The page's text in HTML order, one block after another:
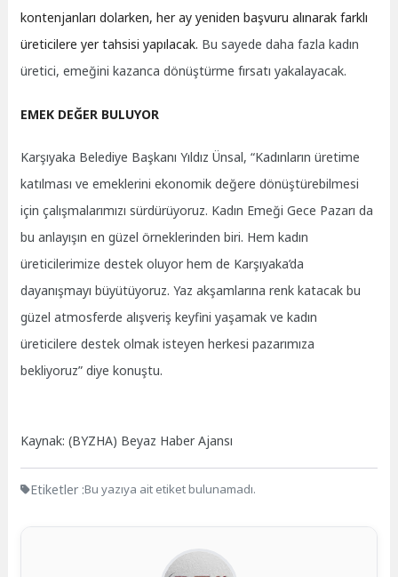
kontenjanları dolarken, her ay yeniden başvuru alınarak farklı
üreticilere yer tahsisi yapılacak. Bu sayede daha fazla kadın
üretici, emeğini kazanca dönüştürme fırsatı yakalayacak.
EMEK DEĞER BULUYOR
Karşıyaka Belediye Başkanı Yıldız Ünsal, “Kadınların üretime
katılması ve emeklerini ekonomik değere dönüştürebilmesi
için çalışmalarımızı sürdürüyoruz. Kadın Emeği Gece Pazarı da
bu anlayışın en güzel örneklerinden biri. Hem kadın
üreticilerimize destek oluyor hem de Karşıyaka’da
dayanışmayı büyütüyoruz. Yaz akşamlarına renk katacak bu
güzel atmosferde alışveriş keyfini yaşamak ve kadın
üreticilere destek olmak isteyen herkesi pazarımıza
bekliyoruz” diye konuştu.
Kaynak: (BYZHA) Beyaz Haber Ajansı
Etiketler :Bu yazıya ait etiket bulunamadı.